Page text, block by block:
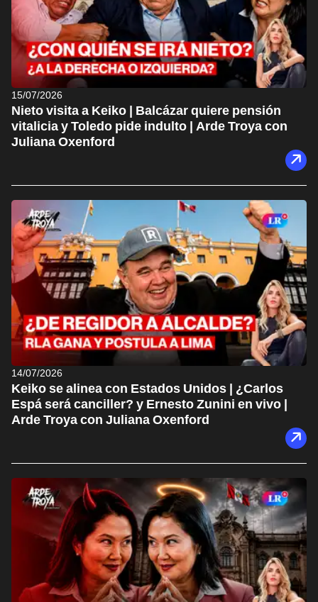
15/07/2026
Nieto visita a Keiko | Balcázar quiere pensión
vitalicia y Toledo pide indulto | Arde Troya con
Juliana Oxenford
14/07/2026
Keiko se alinea con Estados Unidos | ¿Carlos
Espá será canciller? y Ernesto Zunini en vivo |
Arde Troya con Juliana Oxenford